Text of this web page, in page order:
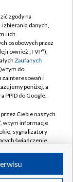
zgody na
zbierania danych,
i ich
osobowych przez
również „TVP”),
Zaufanych
tym do
zainteresowań i
poniżej, a
PPID do Google.
Ciebie naszych
w tym informacje
sygnalizatory
świadczenie